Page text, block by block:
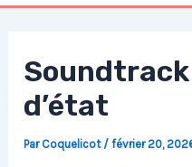
d’état
Par Coquelicot /février 20,